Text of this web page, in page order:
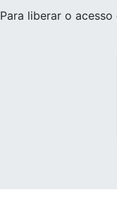
Para liberar o acesso